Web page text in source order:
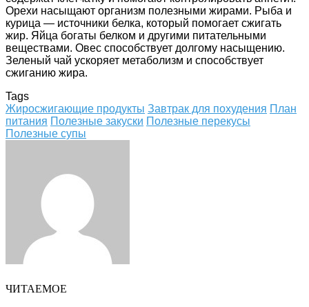
Орехи насыщают организм полезными жирами. Рыба и
курица — источники белка, который помогает сжигать
жир. Яйца богаты белком и другими питательными
веществами. Овес способствует долгому насыщению.
Зеленый чай ускоряет метаболизм и способствует
сжиганию жира.
Tags
Жиросжигающие продукты Завтрак для похудения План
питания Полезные закуски Полезные перекусы
Полезные супы
ЧИТАЕМОЕ